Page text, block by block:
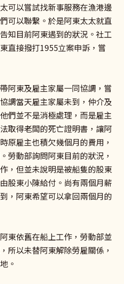
可以嘗試找新事服務在漁港邊
可以聯繫。於是阿東太太就直
知目前阿東遇到的狀況。社工
直接撥打1955立案申訴，嘗
阿東及雇主家屬一同協調，嘗
調當天雇主家屬未到，仲介及
們並不是消極處理，而是雇主
取得老闆的死亡證明書，讓阿
原雇主也積欠幾個月的費用，
勞動部詢問阿東目前的狀況，
，但並未說明是被船隻的股東
股東小陳給付。尚有兩個月薪
，阿東希望可以拿回兩個月的
東依舊在船上工作，勞動部並
所以未替阿東解除勞雇關係，
。